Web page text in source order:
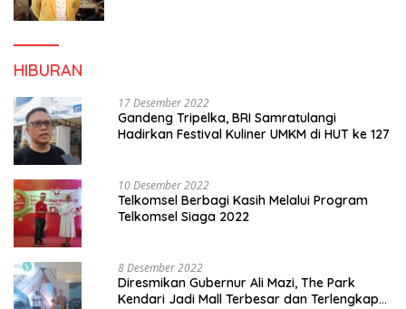
HIBURAN
17 Desember 2022
Gandeng Tripelka, BRI Samratulangi
Hadirkan Festival Kuliner UMKM di HUT ke 127
10 Desember 2022
Telkomsel Berbagi Kasih Melalui Program
Telkomsel Siaga 2022
8 Desember 2022
Diresmikan Gubernur Ali Mazi, The Park
Kendari Jadi Mall Terbesar dan Terlengkap